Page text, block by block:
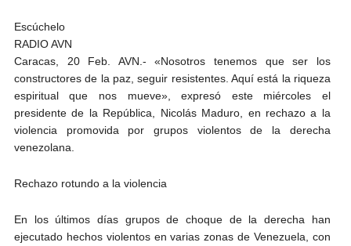
Escúchelo
RADIO AVN
Caracas, 20 Feb. AVN.- «Nosotros tenemos que ser los
constructores de la paz, seguir resistentes. Aquí está la riqueza
espiritual que nos mueve», expresó este miércoles el
presidente de la República, Nicolás Maduro, en rechazo a la
violencia promovida por grupos violentos de la derecha
venezolana.
Rechazo rotundo a la violencia
En los últimos días grupos de choque de la derecha han
ejecutado hechos violentos en varias zonas de Venezuela, con